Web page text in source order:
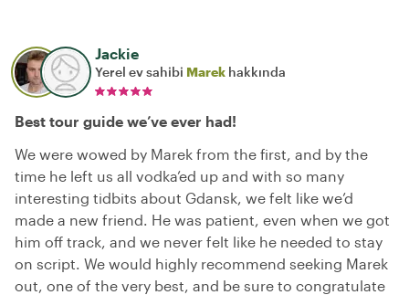
Jackie
Yerel ev sahibi Marek hakkında
Best tour guide we’ve ever had!
We were wowed by Marek from the first, and by the
time he left us all vodka’ed up and with so many
interesting tidbits about Gdansk, we felt like we’d
made a new friend. He was patient, even when we got
him off track, and we never felt like he needed to stay
on script. We would highly recommend seeking Marek
out, one of the very best, and be sure to congratulate